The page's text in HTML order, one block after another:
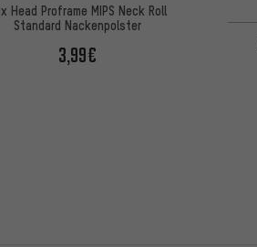
Head Proframe MIPS Neck Roll
Standard Nackenpolster
3,99€